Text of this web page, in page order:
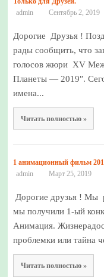
admin
Сентябрь 2, 2019
Дорогие Друзья !
рады сообщить, что
голосов жюри XV
Планеты — 2019″.
имена...
Читать полностью »
1 анимационный фильм
admin
Март 25, 2019
Дорогие друзья ! Мы
мы получили 1-ый
Анимация.
проблемки или тайна
Читать полностью »